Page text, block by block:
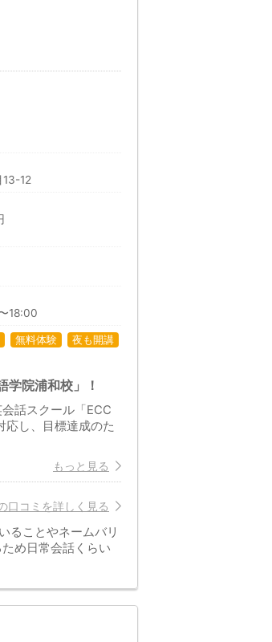
12
18:00
無料体験
夜も開講
学院浦和校」！
話スクール「ECC
応し、目標達成のた
もっと見る
口コミを詳しく見る
ることやネームバリ
め日常会話くらい